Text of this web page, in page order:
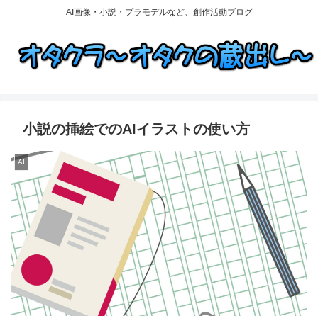
AI画像・小説・プラモデルなど、創作活動ブログ
小説の挿絵でのAIイラストの使い方
AI